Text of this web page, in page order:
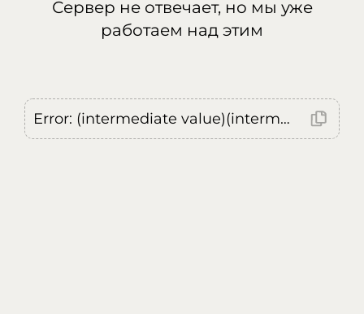
Сервер не отвечает, но мы уже
работаем над этим
Error: (intermediate value)(intermediate value)(intermediate value).replaceAll is not a function